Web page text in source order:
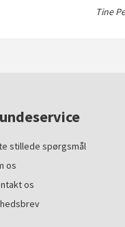
Tine
stillede spørgsmål
os
os